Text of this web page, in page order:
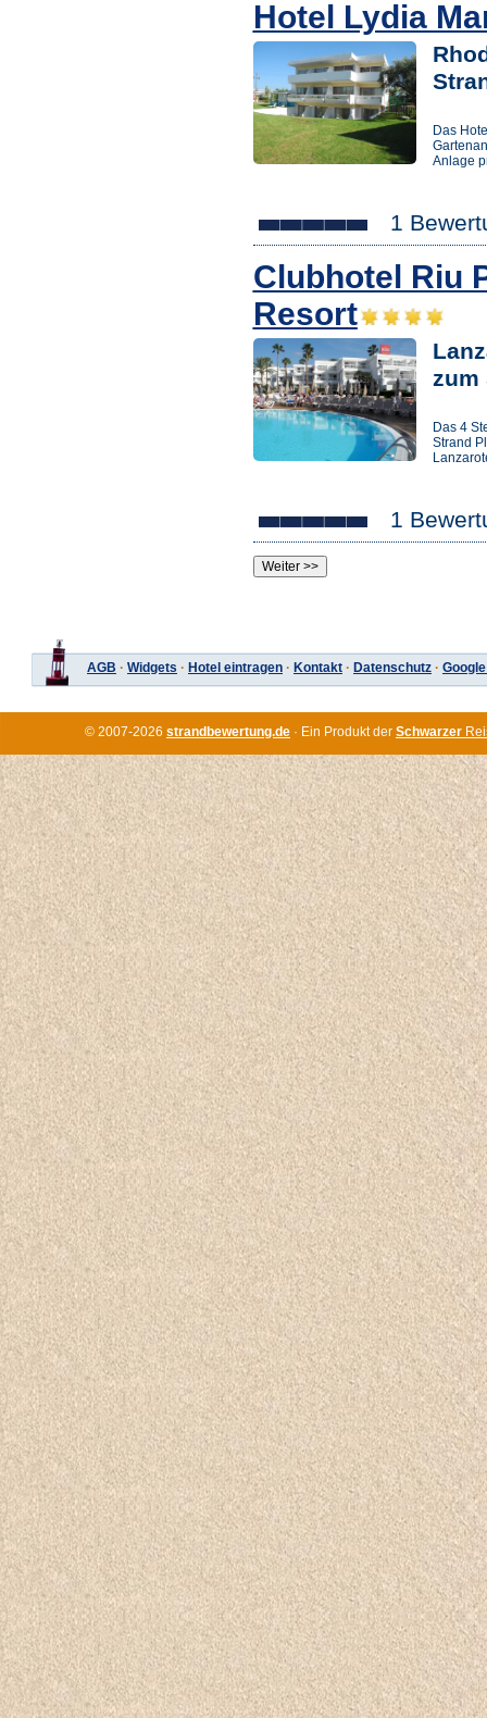
Hotel Lydia
Das
Anlage
1
Clubhotel Riu
Resort
zum
Das 4
Strand
1
AGB · Widgets · Hotel eintragen · Kontakt · Datenschutz ·
© 2007-2026 strandbewertung.de · Ein Produkt der Schwarzer